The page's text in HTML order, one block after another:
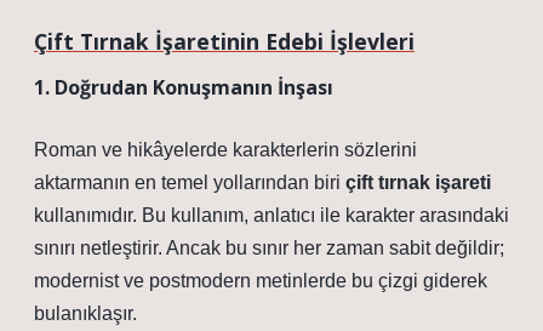
Çift Tırnak İşaretinin Edebi İşlevleri
1. Doğrudan Konuşmanın İnşası
Roman ve hikâyelerde karakterlerin sözlerini
aktarmanın en temel yollarından biri çift tırnak işareti
kullanımıdır. Bu kullanım, anlatıcı ile karakter arasındaki
sınırı netleştirir. Ancak bu sınır her zaman sabit değildir;
modernist ve postmodern metinlerde bu çizgi giderek
bulanıklaşır.